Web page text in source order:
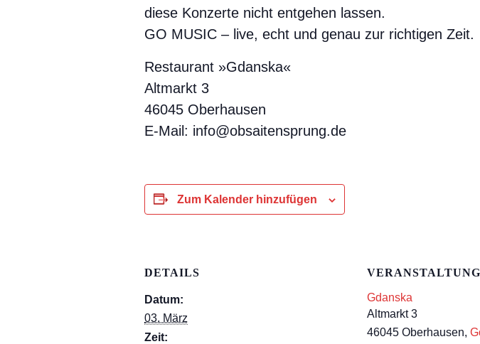
diese Konzerte nicht entgehen lassen.
GO MUSIC – live, echt und genau zur richtigen Zeit.
Restaurant »Gdanska«
Altmarkt 3
46045 Oberhausen
E-Mail: info@obsaitensprung.de
Zum Kalender hinzufügen
DETAILS
Datum:
03. März
Zeit:
Gdanska
Altmarkt 3
46045 Oberhausen,